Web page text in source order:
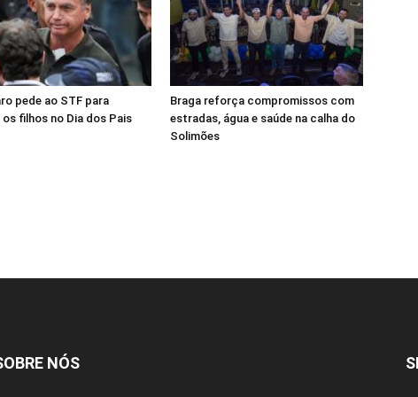
pede ao STF para
filhos no Dia dos Pais
Braga reforça compromissos com
estradas, água e saúde na calha do
Solimões
NÓS